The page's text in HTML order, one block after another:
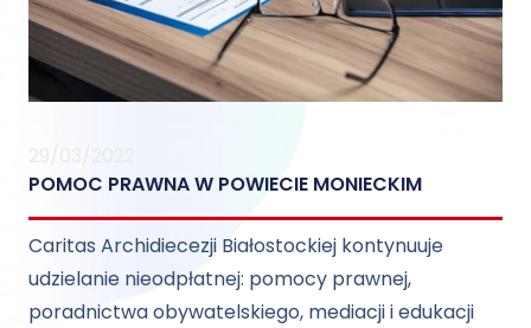
POMOC PRAWNA W POWIECIE MONIECKIM
Caritas Archidiecezji Białostockiej kontynuuje
udzielanie nieodpłatnej: pomocy prawnej,
poradnictwa obywatelskiego, mediacji i edukacji